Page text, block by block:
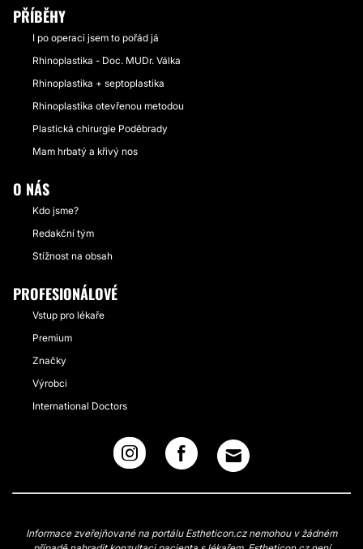
PŘÍBĚHY
I po operaci jsem to pořád já
Rhinoplastika - Doc. MUDr. Válka
Rhinoplastika + septoplastika
Rhinoplastika otevřenou metodou
Plastická chirurgie Poděbrady
Mam hrbatý a křivý nos
O NÁS
Kdo jsme?
Redakční tým
Stížnost na obsah
PROFESIONÁLOVÉ
Vstup pro lékaře
Premium
Značky
Výrobci
International Doctors
Informace zveřejňované na portálu Estheticon.cz nemohou v žádném